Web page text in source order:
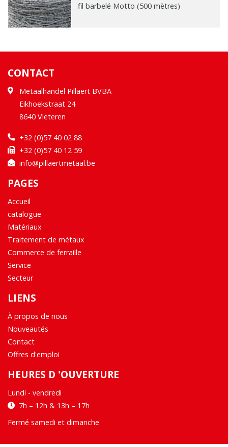
fil barbelé Motto (500 mètres)
CONTACT
Metaalhandel Pillaert BVBA
Eikhoekstraat 24
8640 Vleteren
+32 (0)57 40 02 88
+32 (0)57 40 12 59
info@pillaertmetaal.be
PAGES
Accueil
catalogue
Matériaux
Traitement de métaux
Commerce de ferraille
Service
Secteur
LIENS
À propos de nous
Nouveautés
Contact
Offres d'emploi
HEURES D 'OUVERTURE
Lundi - vendredi
7h – 12h & 13h – 17h
Fermé samedi et dimanche